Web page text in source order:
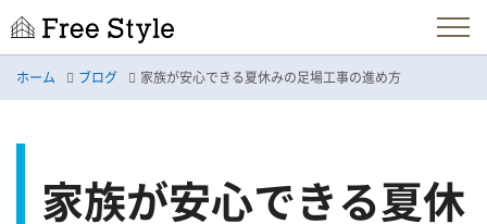
ホーム ブログ 家族が安心できる夏休みの足場工事の進め方
家族が安心できる夏休